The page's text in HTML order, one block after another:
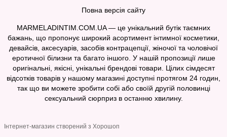
Повна версія сайту
MARMELADINTIM.COM.UA — це унікальний бутік таємних
бажань, що пропонує широкий асортимент інтимної косметики,
девайсів, аксесуарів, засобів контрацепції, жіночої та чоловічої
еротичної білизни та багато іншого. У нашій пропозиції лише
оригінальні, якісні, унікальні брендові товари. Цілих сімдесят
відсотків товарів у нашому магазині доступні протягом 24 годин,
так що ви можете зробити собі або своїй другій половинці
сексуальний сюрприз в останню хвилину.
Інтернет-магазин створений з Хорошоп